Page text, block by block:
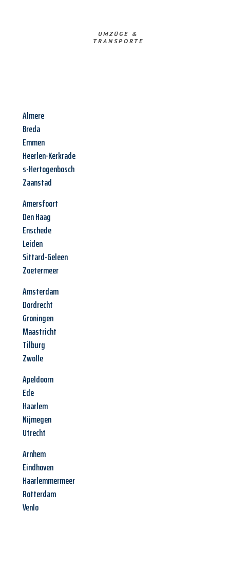
UMZÜGE &
TRANSPORTE
Almere
Breda
Emmen
Heerlen-Kerkrade
s-Hertogenbosch
Zaanstad
Amersfoort
Den Haag
Enschede
Leiden
Sittard-Geleen
Zoetermeer
Amsterdam
Dordrecht
Groningen
Maastricht
Tilburg
Zwolle
Apeldoorn
Ede
Haarlem
Nijmegen
Utrecht
Arnhem
Eindhoven
Haarlemmermeer
Rotterdam
Venlo